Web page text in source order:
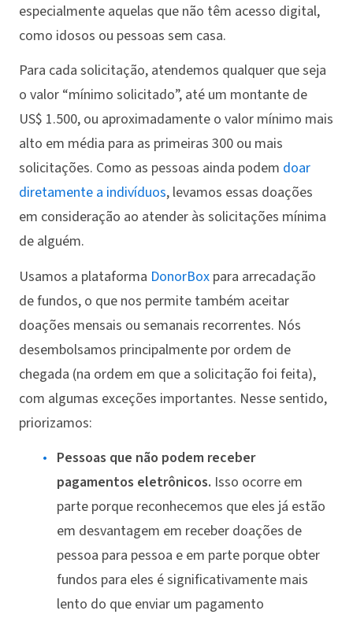
especialmente aquelas que não têm acesso digital,
como idosos ou pessoas sem casa.
Para cada solicitação, atendemos qualquer que seja
o valor “mínimo solicitado”, até um montante de
US$ 1.500, ou aproximadamente o valor mínimo mais
alto em média para as primeiras 300 ou mais
solicitações. Como as pessoas ainda podem doar
diretamente a indivíduos, levamos essas doações
em consideração ao atender às solicitações mínima
de alguém.
Usamos a plataforma DonorBox para arrecadação
de fundos, o que nos permite também aceitar
doações mensais ou semanais recorrentes. Nós
desembolsamos principalmente por ordem de
chegada (na ordem em que a solicitação foi feita),
com algumas exceções importantes. Nesse sentido,
priorizamos:
Pessoas que não podem receber
pagamentos eletrônicos. Isso ocorre em
parte porque reconhecemos que eles já estão
em desvantagem em receber doações de
pessoa para pessoa e em parte porque obter
fundos para eles é significativamente mais
lento do que enviar um pagamento